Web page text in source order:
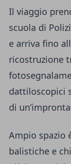
Il viaggio
scuola di
e arriva fino
ricostruzione
dattiloscopici
di
Ampio spazio
balistiche e